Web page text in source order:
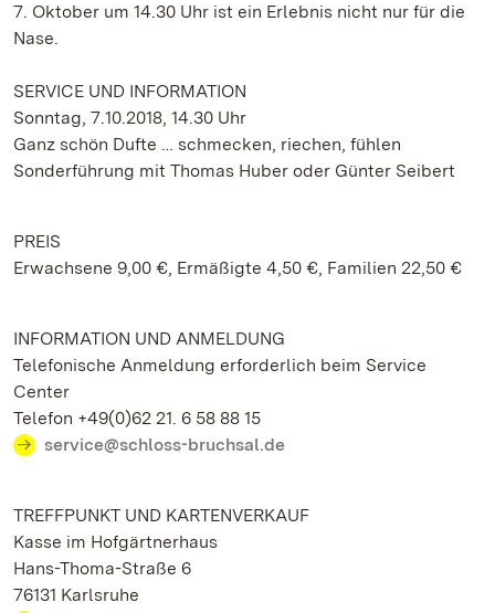
7. Oktober um 14.30 Uhr ist ein Erlebnis nicht nur für die
Nase.
SERVICE UND INFORMATION
Sonntag, 7.10.2018, 14.30 Uhr
Ganz schön Dufte … schmecken, riechen, fühlen
Sonderführung mit Thomas Huber oder Günter Seibert
PREIS
Erwachsene 9,00 €, Ermäßigte 4,50 €, Familien 22,50 €
INFORMATION UND ANMELDUNG
Telefonische Anmeldung erforderlich beim Service
Center
Telefon +49(0)62 21. 6 58 88 15
service@schloss-bruchsal.de
TREFFPUNKT UND KARTENVERKAUF
Kasse im Hofgärtnerhaus
Hans-Thoma-Straße 6
76131 Karlsruhe